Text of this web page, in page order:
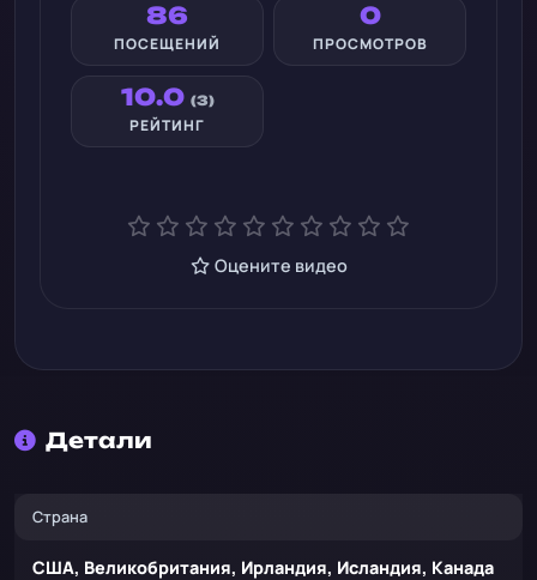
86
ПОСЕЩЕНИЙ
0
ПРОСМОТРОВ
10.0 (3)
РЕЙТИНГ
Оцените видео
Детали
Страна
США, Великобритания, Ирландия, Исландия, Канада